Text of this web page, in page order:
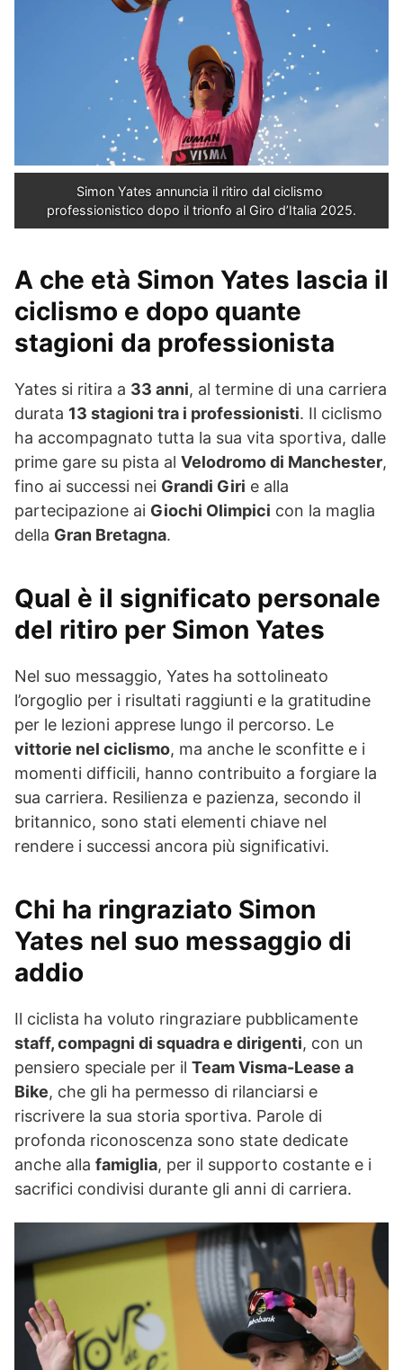
Simon Yates annuncia il ritiro dal ciclismo
professionistico dopo il trionfo al Giro d’Italia 2025.
A che età Simon Yates lascia il
ciclismo e dopo quante
stagioni da professionista
Yates si ritira a 33 anni, al termine di una carriera
durata 13 stagioni tra i professionisti. Il ciclismo
ha accompagnato tutta la sua vita sportiva, dalle
prime gare su pista al Velodromo di Manchester,
fino ai successi nei Grandi Giri e alla
partecipazione ai Giochi Olimpici con la maglia
della Gran Bretagna.
Qual è il significato personale
del ritiro per Simon Yates
Nel suo messaggio, Yates ha sottolineato
l’orgoglio per i risultati raggiunti e la gratitudine
per le lezioni apprese lungo il percorso. Le
vittorie nel ciclismo, ma anche le sconfitte e i
momenti difficili, hanno contribuito a forgiare la
sua carriera. Resilienza e pazienza, secondo il
britannico, sono stati elementi chiave nel
rendere i successi ancora più significativi.
Chi ha ringraziato Simon
Yates nel suo messaggio di
addio
Il ciclista ha voluto ringraziare pubblicamente
staff, compagni di squadra e dirigenti, con un
pensiero speciale per il Team Visma-Lease a
Bike, che gli ha permesso di rilanciarsi e
riscrivere la sua storia sportiva. Parole di
profonda riconoscenza sono state dedicate
anche alla famiglia, per il supporto costante e i
sacrifici condivisi durante gli anni di carriera.